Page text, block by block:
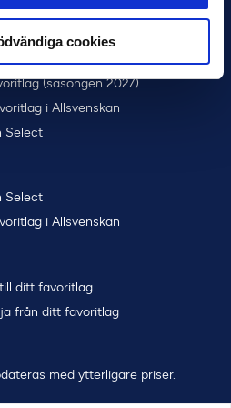
cookies
aktuella omgången.
(säsongen 2027)
i Allsvenskan
Select
Select
i Allsvenskan
ditt favoritlag
från ditt favoritlag
med ytterligare priser.